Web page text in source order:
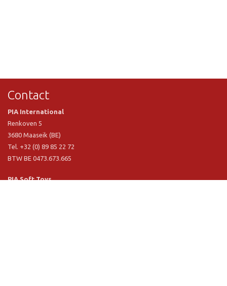
Contact
PIA International
Renkoven 5
3680 Maaseik (BE)
Tel. +32 (0) 89 85 22 72
BTW BE 0473.673.665
PIA Soft Toys